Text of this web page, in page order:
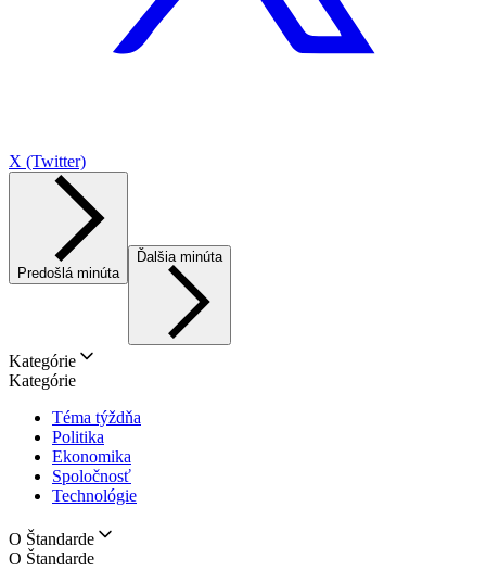
X (Twitter)
Predošlá minúta
Ďalšia minúta
Kategórie
Kategórie
Téma týždňa
Politika
Ekonomika
Spoločnosť
Technológie
O Štandarde
O Štandarde